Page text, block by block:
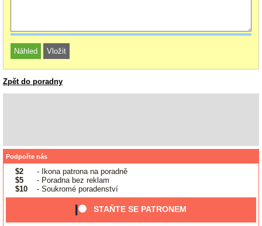
Zpět do poradny
Podpořte nás
$2
- Ikona patrona na poradně
$5
- Poradna bez reklam
$10
- Soukromé poradenství
STAŇTE SE PATRONEM